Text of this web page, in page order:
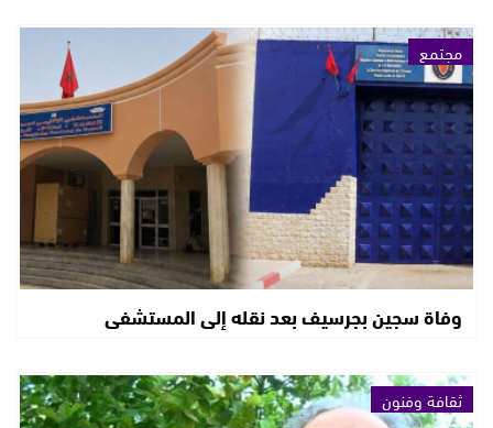
مجتمع
وفاة سجين بجرسيف بعد نقله إلى المستشفى
ثقافة وفنون